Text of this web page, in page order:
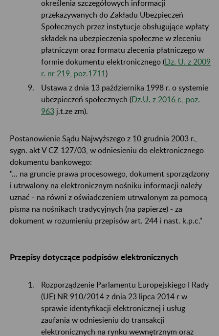
określenia szczegółowych informacji
przekazywanych do Zakładu Ubezpieczeń
Społecznych przez instytucje obsługujące wpłaty
składek na ubezpieczenia społeczne w zleceniu
płatniczym oraz formatu zlecenia płatniczego w
formie dokumentu elektronicznego (Dz. U. z 2009
r. nr 219, poz.1711)
Ustawa z dnia 13 października 1998 r. o systemie
ubezpieczeń społecznych (Dz.U. z 2016 r., poz.
963 j.t.ze zm).
Postanowienie Sądu Najwyższego z 10 grudnia 2003 r.,
sygn. akt V CZ 127/03, w odniesieniu do elektronicznego
dokumentu bankowego:
"... na gruncie prawa procesowego, dokument sporządzony
i utrwalony na elektronicznym nośniku informacji należy
uznać - na równi z oświadczeniem utrwalonym za pomocą
pisma na nośnikach tradycyjnych (na papierze) - za
dokument w rozumieniu przepisów art. 244 i nast. k.p.c."
Przepisy dotyczące podpisów elektronicznych
Rozporządzenie Parlamentu Europejskiego I Rady
(UE) NR 910/2014 z dnia 23 lipca 2014 r w
sprawie identyfikacji elektronicznej i usług
zaufania w odniesieniu do transakcji
elektronicznych na rynku wewnętrznym oraz